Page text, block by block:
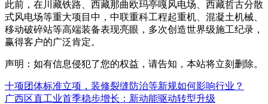
此前，在川藏铁路、西藏那曲欧玛亭嘎风电场、西藏哲古分散
式风电场等重大项目中，中联重科工程起重机、混凝土机械、
移动破碎站等高端装备表现亮眼，多次创造世界级施工纪录，
赢得客户的广泛肯定。
声明：如有信息侵犯了您的权益，请告知，本站将立刻删除。
十项团体标准立项，装修裂缝防治等新规如何影响行业？
广西区直工业首季稳步增长：新动能驱动转型升级